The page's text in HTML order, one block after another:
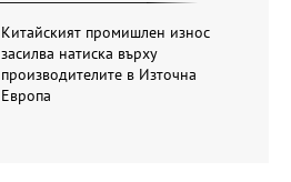
Китайският промишлен износ
засилва натиска върху
производителите в Източна
Европа